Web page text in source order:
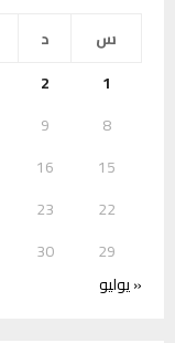
س
د
1
2
8
9
15
16
22
23
29
30
« يوليو